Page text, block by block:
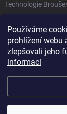
Používáme
prohlížení webu
zlepšovali jeho
informací
Technologie
Technologie
Copyright 2026